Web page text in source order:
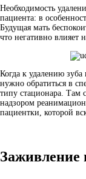
Необходимость
пациента: в
Будущая мать
что негативно влияет
Когда к удалению
нужно обратиться в
типу стационара. Там
надзором
пациентки, которой
Заживление